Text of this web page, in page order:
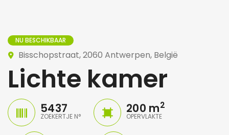
NU BESCHIKBAAR
Bisschopstraat, 2060 Antwerpen, België
Lichte kamer
5437
ZOEKERTJE N°
200 m2
OPERVLAKTE